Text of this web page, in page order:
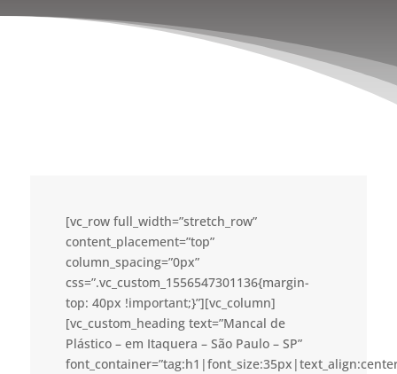
[vc_row full_width=”stretch_row”
content_placement=”top”
column_spacing=”0px”
css=”.vc_custom_1556547301136{margin-
top: 40px !important;}”][vc_column]
[vc_custom_heading text=”Mancal de
Plástico – em Itaquera – São Paulo – SP”